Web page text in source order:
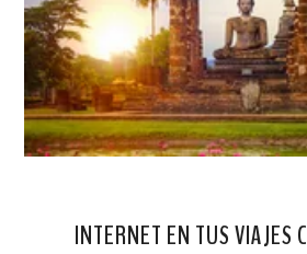
INTERNET EN TUS VIAJES